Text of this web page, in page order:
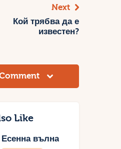
Next
Кой трябва да е
известен?
Like
Есенна вълна